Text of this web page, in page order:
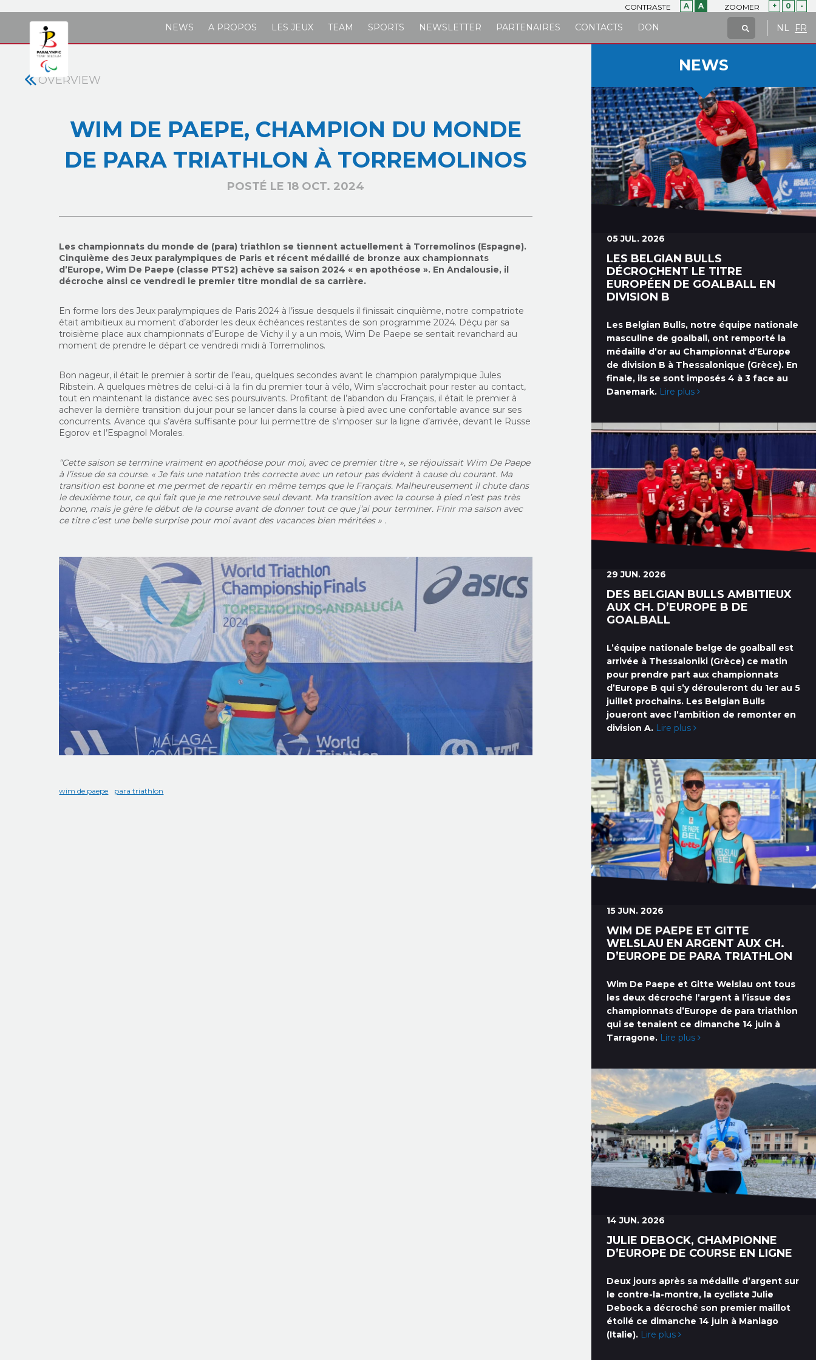
CONTRASTE A A ZOOMER + 0 -
NL FR
NEWS A PROPOS LES JEUX TEAM SPORTS NEWSLETTER PARTENAIRES CONTACTS DON
OVERVIEW
WIM DE PAEPE, CHAMPION DU MONDE
DE PARA TRIATHLON À TORREMOLINOS
POSTÉ LE 18 OCT. 2024
Les championnats du monde de (para) triathlon se tiennent actuellement à Torremolinos (Espagne).
Cinquième des Jeux paralympiques de Paris et récent médaillé de bronze aux championnats
d’Europe, Wim De Paepe (classe PTS2) achève sa saison 2024 « en apothéose ». En Andalousie, il
décroche ainsi ce vendredi le premier titre mondial de sa carrière.
En forme lors des Jeux paralympiques de Paris 2024 à l’issue desquels il finissait cinquième, notre compatriote
était ambitieux au moment d’aborder les deux échéances restantes de son programme 2024. Déçu par sa
troisième place aux championnats d’Europe de Vichy il y a un mois, Wim De Paepe se sentait revanchard au
moment de prendre le départ ce vendredi midi à Torremolinos.
Bon nageur, il était le premier à sortir de l’eau, quelques secondes avant le champion paralympique Jules
Ribstein. A quelques mètres de celui-ci à la fin du premier tour à vélo, Wim s’accrochait pour rester au contact,
tout en maintenant la distance avec ses poursuivants. Profitant de l’abandon du Français, il était le premier à
achever la dernière transition du jour pour se lancer dans la course à pied avec une confortable avance sur ses
concurrents. Avance qui s’avéra suffisante pour lui permettre de s’imposer sur la ligne d’arrivée, devant le Russe
Egorov et l’Espagnol Morales.
“Cette saison se termine vraiment en apothéose pour moi, avec ce premier titre », se réjouissait Wim De Paepe
à l’issue de sa course. « Je fais une natation très correcte avec un retour pas évident à cause du courant. Ma
transition est bonne et me permet de repartir en même temps que le Français. Malheureusement il chute dans
le deuxième tour, ce qui fait que je me retrouve seul devant. Ma transition avec la course à pied n’est pas très
bonne, mais je gère le début de la course avant de donner tout ce que j’ai pour terminer. Finir ma saison avec
ce titre c’est une belle surprise pour moi avant des vacances bien méritées » .
wim de paepe para triathlon
NEWS
05 JUL. 2026
LES BELGIAN BULLS
DÉCROCHENT LE TITRE
EUROPÉEN DE GOALBALL EN
DIVISION B
Les Belgian Bulls, notre équipe nationale
masculine de goalball, ont remporté la
médaille d’or au Championnat d’Europe
de division B à Thessalonique (Grèce). En
finale, ils se sont imposés 4 à 3 face au
Danemark. Lire plus
29 JUN. 2026
DES BELGIAN BULLS AMBITIEUX
AUX CH. D’EUROPE B DE
GOALBALL
L’équipe nationale belge de goalball est
arrivée à Thessaloniki (Grèce) ce matin
pour prendre part aux championnats
d’Europe B qui s’y dérouleront du 1er au 5
juillet prochains. Les Belgian Bulls
joueront avec l’ambition de remonter en
division A. Lire plus
15 JUN. 2026
WIM DE PAEPE ET GITTE
WELSLAU EN ARGENT AUX CH.
D’EUROPE DE PARA TRIATHLON
Wim De Paepe et Gitte Welslau ont tous
les deux décroché l’argent à l’issue des
championnats d’Europe de para triathlon
qui se tenaient ce dimanche 14 juin à
Tarragone. Lire plus
14 JUN. 2026
JULIE DEBOCK, CHAMPIONNE
D’EUROPE DE COURSE EN LIGNE
Deux jours après sa médaille d’argent sur
le contre-la-montre, la cycliste Julie
Debock a décroché son premier maillot
étoilé ce dimanche 14 juin à Maniago
(Italie). Lire plus